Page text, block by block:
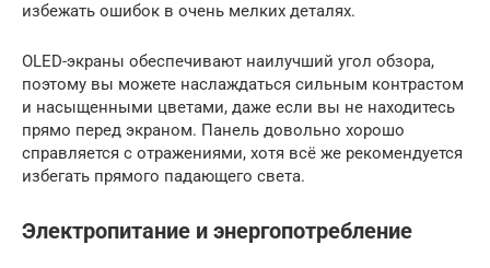
избежать ошибок в очень мелких деталях.
OLED-экраны обеспечивают наилучший угол обзора,
поэтому вы можете наслаждаться сильным контрастом
и насыщенными цветами, даже если вы не находитесь
прямо перед экраном. Панель довольно хорошо
справляется с отражениями, хотя всё же рекомендуется
избегать прямого падающего света.
Электропитание и энергопотребление